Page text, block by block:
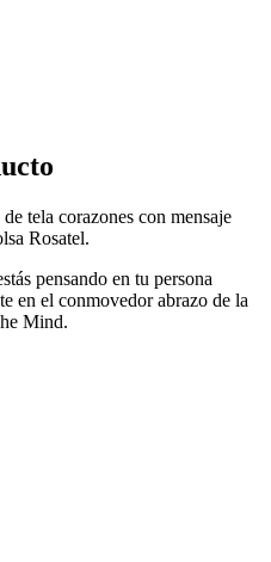
tela corazones con mensaje
Rosatel.
pensando en tu persona
en el conmovedor abrazo de la
Mind.